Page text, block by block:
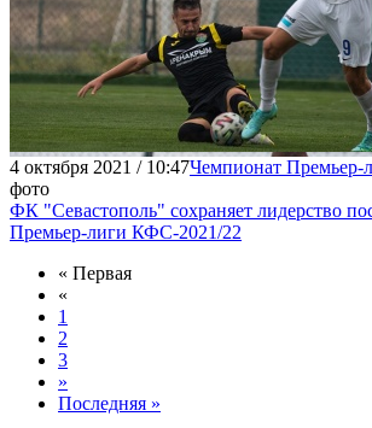
4 октября 2021 / 10:47Чемпионат
фото
ФК "Севастополь" сохраняет лидерство
Премьер-лиги КФС-2021/22
« Первая
«
1
2
3
»
Последняя »